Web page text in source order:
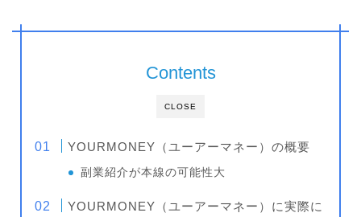
CLOSE
Contents
YOURMONEY（ユーアーマネー）の概要
副業紹介が本線の可能性大
YOURMONEY（ユーアーマネー）に実際に